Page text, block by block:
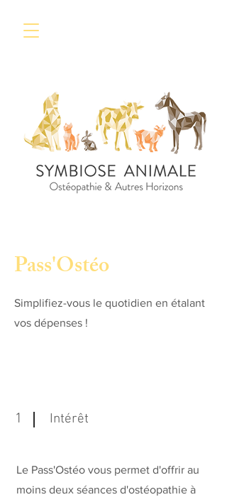
Pass'Ostéo
Simplifiez-vous le quotidien en étalant
vos dépenses !
1 Intérêt
Le Pass'Ostéo vous permet d'offrir au
moins deux séances d'ostéopathie à